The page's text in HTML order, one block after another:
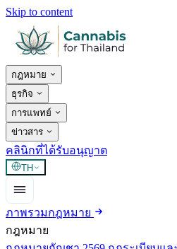
Skip to content
กฎหมาย
ธุรกิจ
การแพทย์
ข่าวสาร
คลินิกที่ได้รับอนุญาต
TH
ภาพรวมกฎหมาย
กฎหมาย